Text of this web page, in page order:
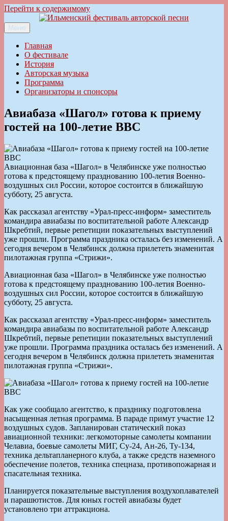
Перейти к содержимому
Ильменский фестиваль авторской песни
Меню
Главная
О фестивале
История
Авторская музыка
Программа
Организаторы и спонсоры
Авиабаза «Шагол» готова к приему
гостей на 100-летие ВВС
Авиационная база «Шагол» в Челябинске уже полностью
готова к предстоящему празднованию 100-летия Военно-
воздушных сил России, которое состоится в ближайшую
субботу, 25 августа.
Как рассказал агентству «Урал-пресс-информ» заместитель
командира авиабазы по воспитательной работе Александр
Шкребтий, первые репетиции показательных выступлений
уже прошли. Программа праздника осталась без изменений. А
сегодня вечером в Челябинск должна прилететь знаменитая
пилотажная группа «Стрижи».
Авиационная база «Шагол» в Челябинске уже полностью
готова к предстоящему празднованию 100-летия Военно-
воздушных сил России, которое состоится в ближайшую
субботу, 25 августа.
Как рассказал агентству «Урал-пресс-информ» заместитель
командира авиабазы по воспитательной работе Александр
Шкребтий, первые репетиции показательных выступлений
уже прошли. Программа праздника осталась без изменений. А
сегодня вечером в Челябинск должна прилететь знаменитая
пилотажная группа «Стрижи».
Как уже сообщало агентство, к празднику подготовлена
насыщенная летная программа. В параде примут участие 12
воздушных судов. Запланирован статический показ
авиационной техники: легкомоторные самолеты компании
Челавиа, боевые самолеты МИГ, Су-24, Ан-26, Ту-134,
техника дельтапланерного клуба, а также средств наземного
обеспечение полетов, техника спецназа, противопожарная и
спасательная техника.
Планируется показательные выступления воздухоплавателей
и парашютистов. Для юных гостей авиабазы будет
установлено три аттракциона.